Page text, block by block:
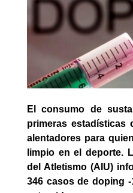
El consumo de
primeras
alentadores para
limpio en el deporte.
del Atletismo (AIU)
346 casos de doping